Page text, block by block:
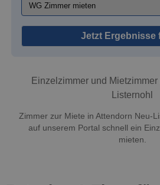
Jetzt Ergebnisse
Einzelzimmer und
Listernohl
Zimmer zur Miete in Attendorn Neu-
auf unserem Portal schnell ein
mieten.